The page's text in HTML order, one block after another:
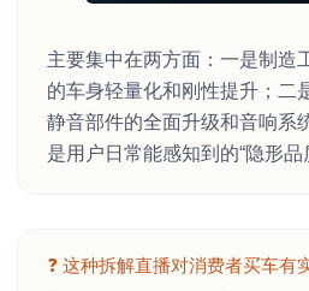
主要集中在两方面：一是制造
的车身轻量化和刚性提升；二
静音部件的全面升级和音响系
是用户日常能感知到的“隐形品
❓ 这种拆解直播对消费者买车有